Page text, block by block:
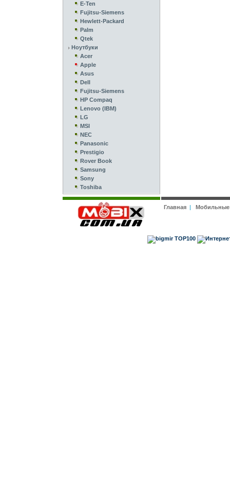
E-Ten
Fujitsu-Siemens
Hewlett-Packard
Palm
Qtek
Ноутбуки
Acer
Apple
Asus
Dell
Fujitsu-Siemens
HP Compaq
Lenovo (IBM)
LG
MSI
NEC
Panasonic
Prestigio
Rover Book
Samsung
Sony
Toshiba
Главная|